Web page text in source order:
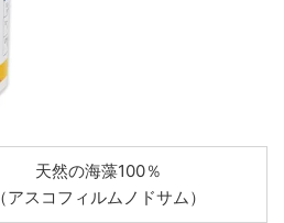
天然の海藻100％
（アスコフィルムノドサム）